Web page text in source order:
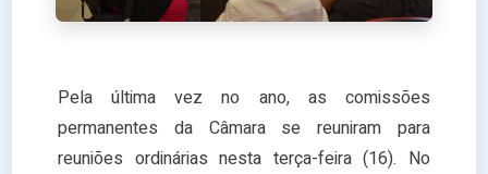
Pela última vez no ano, as comissões
permanentes da Câmara se reuniram para
reuniões ordinárias nesta terça-feira (16). No